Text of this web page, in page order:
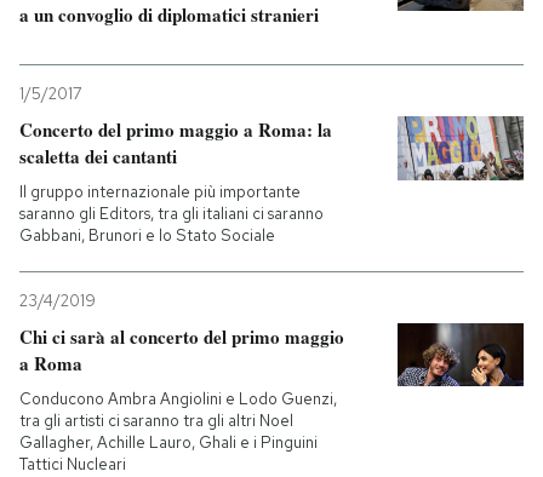
SHOP
CALENDARIO
Entra
a un convoglio di diplomatici stranieri
1/5/2017
Concerto del primo maggio a Roma: la
scaletta dei cantanti
Il gruppo internazionale più importante
saranno gli Editors, tra gli italiani ci saranno
Gabbani, Brunori e lo Stato Sociale
23/4/2019
Chi ci sarà al concerto del primo maggio
a Roma
Conducono Ambra Angiolini e Lodo Guenzi,
tra gli artisti ci saranno tra gli altri Noel
Gallagher, Achille Lauro, Ghali e i Pinguini
Tattici Nucleari